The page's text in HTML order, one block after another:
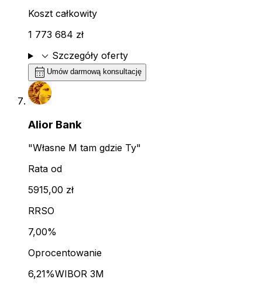
Koszt całkowity
1 773 684 zł
expand_more Szczegóły oferty
calendar_month Umów darmową konsultację
Alior Bank
"Własne M tam gdzie Ty"
Rata od
5915,00 zł
RRSO
7,00%
Oprocentowanie
6,21%WIBOR 3M